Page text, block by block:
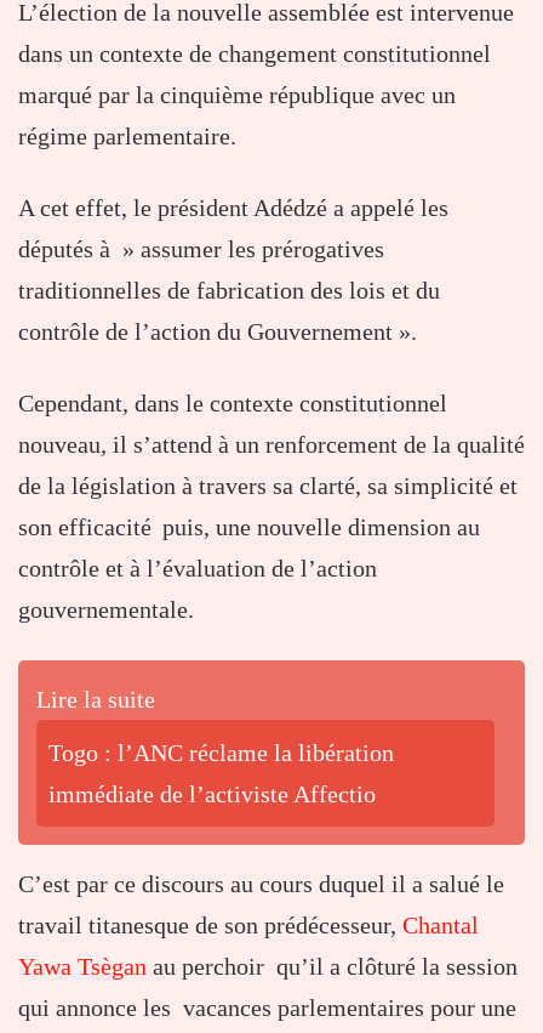
L’élection de la nouvelle assemblée est intervenue
dans un contexte de changement constitutionnel
marqué par la cinquième république avec un
régime parlementaire.
A cet effet, le président Adédzé a appelé les
députés à » assumer les prérogatives
traditionnelles de fabrication des lois et du
contrôle de l’action du Gouvernement ».
Cependant, dans le contexte constitutionnel
nouveau, il s’attend à un renforcement de la qualité
de la législation à travers sa clarté, sa simplicité et
son efficacité puis, une nouvelle dimension au
contrôle et à l’évaluation de l’action
gouvernementale.
Lire la suite
Togo : l’ANC réclame la libération
immédiate de l’activiste Affectio
C’est par ce discours au cours duquel il a salué le
travail titanesque de son prédécesseur, Chantal
Yawa Tsègan au perchoir qu’il a clôturé la session
qui annonce les vacances parlementaires pour une